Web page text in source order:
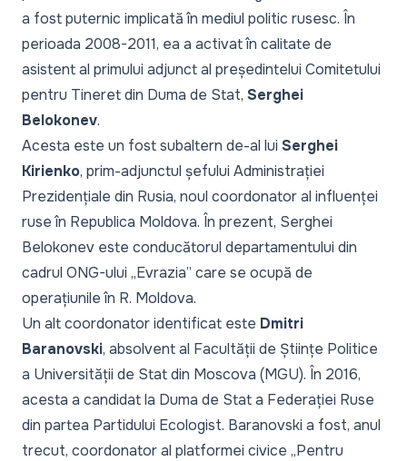
a fost puternic implicată în mediul politic rusesc. În
perioada 2008-2011, ea a activat în calitate de
asistent al primului adjunct al președintelui Comitetului
pentru Tineret din Duma de Stat, Serghei
Belokonev.
Acesta este un fost subaltern de-al lui Serghei
Kirienko, prim-adjunctul șefului Administrației
Prezidențiale din Rusia, noul coordonator al influenței
ruse în Republica Moldova. În prezent, Serghei
Belokonev este conducătorul departamentului din
cadrul ONG-ului „Evrazia” care se ocupă de
operațiunile în R. Moldova.
Un alt coordonator identificat este Dmitri
Baranovski, absolvent al Facultății de Științe Politice
a Universității de Stat din Moscova (MGU). În 2016,
acesta a candidat la Duma de Stat a Federației Ruse
din partea Partidului Ecologist. Baranovski a fost, anul
trecut, coordonator al platformei civice „Pentru